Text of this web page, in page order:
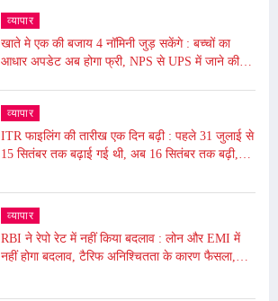
व्यापार
खाते मे एक की बजाय 4 नॉमिनी जुड़ सकेंगे : बच्चों का
आधार अपडेट अब होगा फ्री, NPS से UPS में जाने की
व्यापार
ITR फाइलिंग की तारीख एक दिन बढ़ी : पहले 31 जुलाई से
15 सितंबर तक बढ़ाई गई थी, अब 16 सितंबर तक बढ़ी,
व्यापार
RBI ने रेपो रेट में नहीं किया बदलाव : लोन और EMI में
नहीं होगा बदलाव, टैरिफ अनिश्चितता के कारण फैसला,